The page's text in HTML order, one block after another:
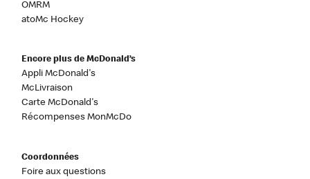
OMRM
atoMc Hockey
Encore plus de McDonald’s
Appli McDonald's
McLivraison
Carte McDonald's
Récompenses MonMcDo
Coordonnées
Foire aux questions